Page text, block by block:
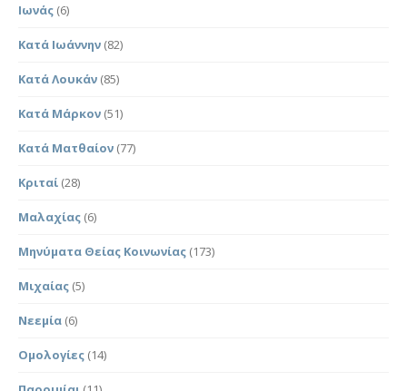
Ιωνάς (6)
Κατά Ιωάννην (82)
Κατά Λουκάν (85)
Κατά Μάρκον (51)
Κατά Ματθαίον (77)
Κριταί (28)
Μαλαχίας (6)
Μηνύματα Θείας Κοινωνίας (173)
Μιχαίας (5)
Νεεμία (6)
Ομολογίες (14)